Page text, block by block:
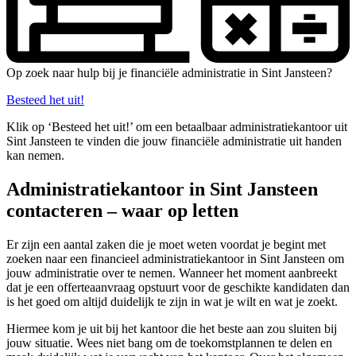
Op zoek naar hulp bij je financiële administratie in Sint Jansteen?
Besteed het uit!
Klik op ‘Besteed het uit!’ om een betaalbaar administratiekantoor uit
Sint Jansteen te vinden die jouw financiële administratie uit handen
kan nemen.
Administratiekantoor in Sint Jansteen
contacteren – waar op letten
Er zijn een aantal zaken die je moet weten voordat je begint met
zoeken naar een financieel administratiekantoor in Sint Jansteen om
jouw administratie over te nemen. Wanneer het moment aanbreekt
dat je een offerteaanvraag opstuurt voor de geschikte kandidaten dan
is het goed om altijd duidelijk te zijn in wat je wilt en wat je zoekt.
Hiermee kom je uit bij het kantoor die het beste aan zou sluiten bij
jouw situatie. Wees niet bang om de toekomstplannen te delen en